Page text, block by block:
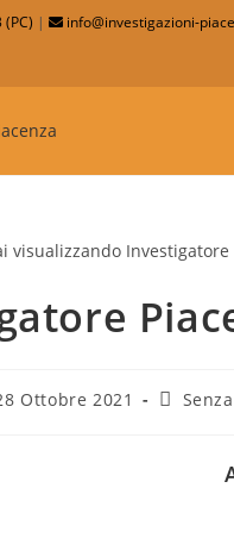
| info@investigazioni-
Ottobre 2021